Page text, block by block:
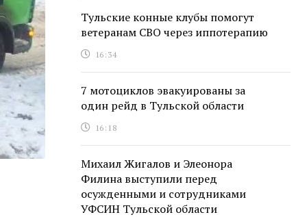
Тульские конные клубы помогут
ветеранам СВО через иппотерапию
16:34
7 мотоциклов эвакуированы за
один рейд в Тульской области
16:18
Михаил Жигалов и Элеонора
Филина выступили перед
осужденными и сотрудниками
УФСИН Тульской области